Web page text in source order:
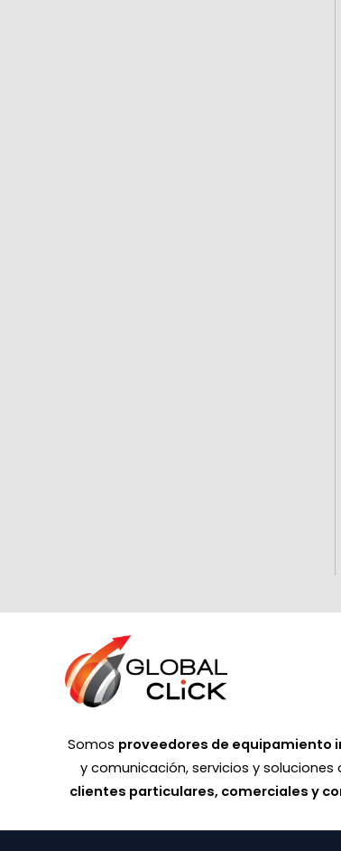
Somos proveedores de equipamiento
y comunicación, servicios y soluciones
clientes particulares, comerciales y